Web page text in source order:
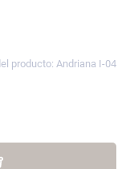
producto: Andriana I-04